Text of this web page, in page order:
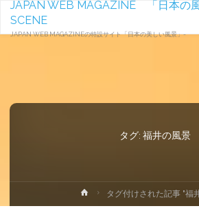
JAPAN WEB MAGAZINE 「日本の
SCENE
JAPAN WEB MAGAZINEの特設サイト「日本の美しい風景」-
タグ: 福井の風景
ホ
ー
タグ付けされた記事 "福